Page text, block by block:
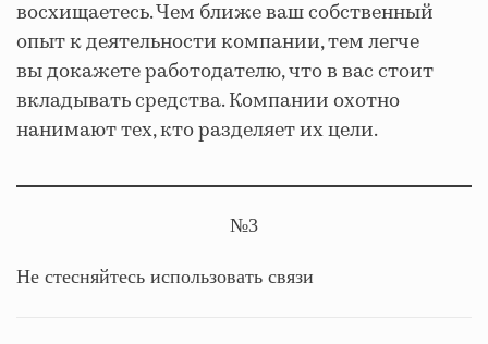
восхищаетесь. Чем ближе ваш собственный
опыт к деятельности компании, тем легче
вы докажете работодателю, что в вас стоит
вкладывать средства. Компании охотно
нанимают тех, кто разделяет их цели.
№3
Не стесняйтесь использовать связи